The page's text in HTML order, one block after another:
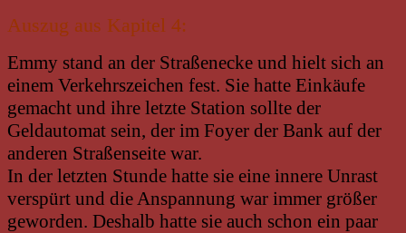
Auszug aus Kapitel 4:
Emmy stand an der Straßenecke und hielt sich an
einem Verkehrszeichen fest. Sie hatte Einkäufe
gemacht und ihre letzte Station sollte der
Geldautomat sein, der im Foyer der Bank auf der
anderen Straßenseite war.
In der letzten Stunde hatte sie eine innere Unrast
verspürt und die Anspannung war immer größer
geworden. Deshalb hatte sie auch schon ein paar